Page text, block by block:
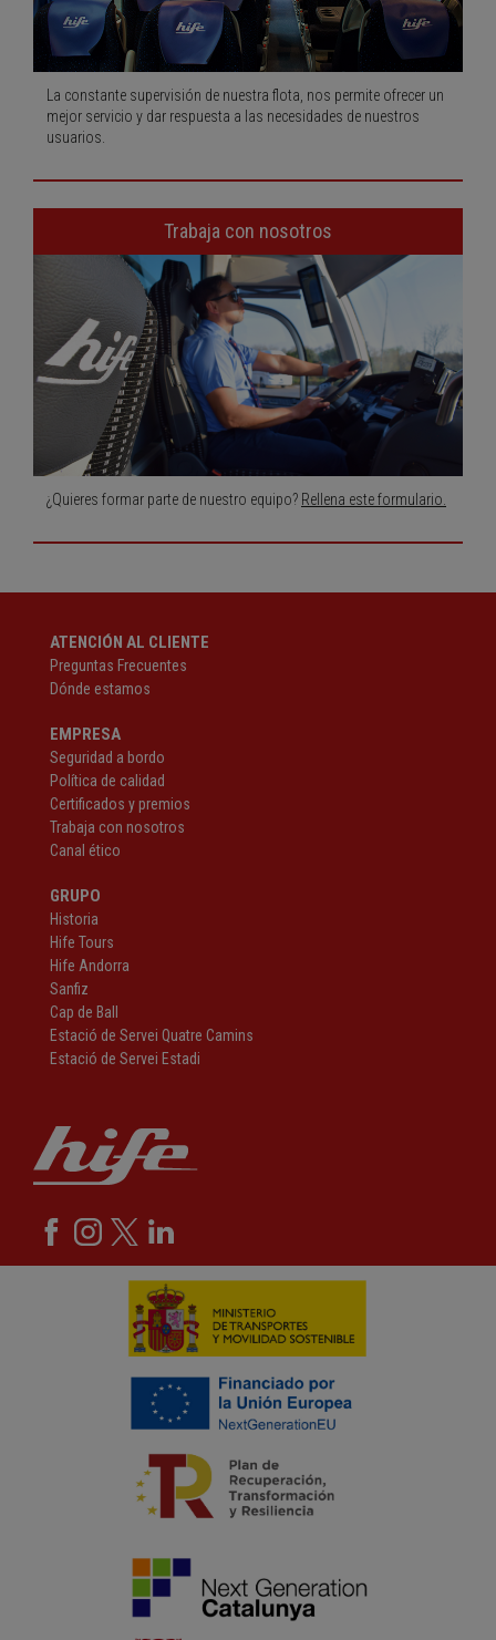
La constante supervisión de nuestra flota, nos permite ofrecer un
mejor servicio y dar respuesta a las necesidades de nuestros
usuarios.
Trabaja con nosotros
¿Quieres formar parte de nuestro equipo? Rellena este formulario.
ATENCIÓN AL CLIENTE
Preguntas Frecuentes
Dónde estamos
EMPRESA
Seguridad a bordo
Política de calidad
Certificados y premios
Trabaja con nosotros
Canal ético
GRUPO
Historia
Hife Tours
Hife Andorra
Sanfiz
Cap de Ball
Estació de Servei Quatre Camins
Estació de Servei Estadi